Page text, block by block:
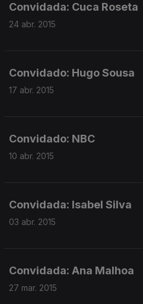
Convidada: Cuca Roseta
24 abr. 2015
Convidado: Hugo Sousa
17 abr. 2015
Convidado: NBC
10 abr. 2015
Convidada: Isabel Silva
03 abr. 2015
Convidada: Ana Malhoa
27 mar. 2015